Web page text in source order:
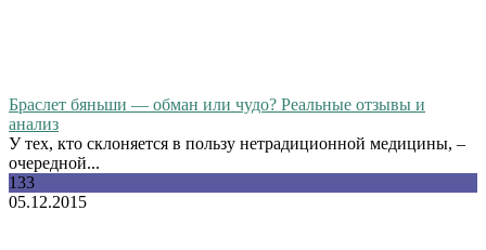
Браслет бяньши — обман или чудо? Реальные отзывы и
анализ
У тех, кто склоняется в пользу нетрадиционной медицины, –
очередной...
133
05.12.2015